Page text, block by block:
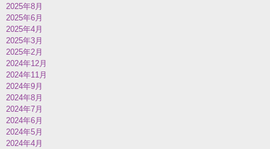
2025年8月
2025年6月
2025年4月
2025年3月
2025年2月
2024年12月
2024年11月
2024年9月
2024年8月
2024年7月
2024年6月
2024年5月
2024年4月